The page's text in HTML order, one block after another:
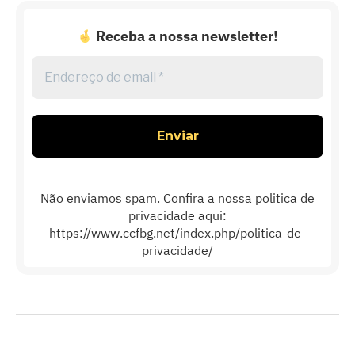
Receba a nossa newsletter!
de
*
Não enviamos spam. Confira a nossa politica de
privacidade aqui:
https://www.ccfbg.net/index.php/politica-de-
privacidade/